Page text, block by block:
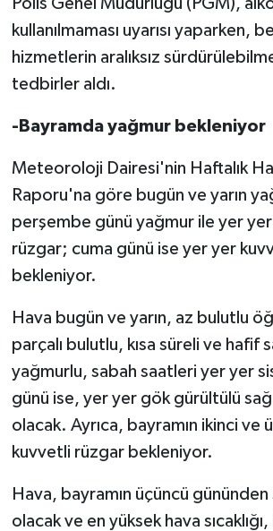
kullanılmaması uyarısı yaparken,
hizmetlerin aralıksız
tedbirler aldı.
-Bayramda yağmur bekleniyor
Meteoroloji Dairesi'nin Haftalık
Raporu'na göre bugün ve yarın
perşembe günü yağmur ile yer
rüzgar; cuma günü ise yer yer
bekleniyor.
Hava bugün ve yarın, az bulutlu
parçalı bulutlu, kısa süreli ve hafif
yağmurlu, sabah saatleri yer yer
günü ise, yer yer gök gürültülü
olacak. Ayrıca, bayramın ikinci ve
kuvvetli rüzgar bekleniyor.
Hava, bayramın üçüncü
olacak ve en yüksek hava